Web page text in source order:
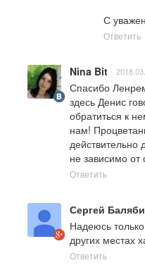
С
Ответить
Nina Bit
Спасибо
здесь Денис
обратиться к
нам!
действительно
не зависимо от
Ответить
Сергей
Надеюсь
других местах
Ответить